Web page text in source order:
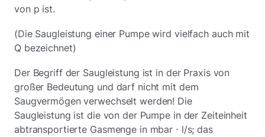
von p ist.
(Die Saugleistung einer Pumpe wird vielfach auch mit
Q bezeichnet)
Der Begriff der Saugleistung ist in der Praxis von
großer Bedeutung und darf nicht mit dem
Saugvermögen verwechselt werden! Die
Saugleistung ist die von der Pumpe in der Zeiteinheit
abtransportierte Gasmenge in mbar ⋅ l/s; das